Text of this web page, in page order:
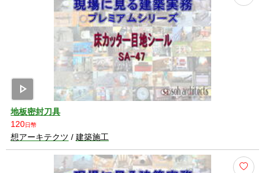
play_arrow
地板密封刀具
120日幣
想アーキテクツ / 建築施工